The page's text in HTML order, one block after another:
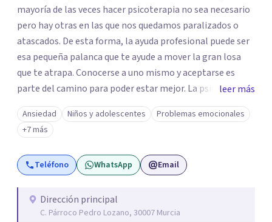
mayoría de las veces hacer psicoterapia no sea necesario
pero hay otras en las que nos quedamos paralizados o
atascados. De esta forma, la ayuda profesional puede ser
esa pequeña palanca que te ayude a mover la gran losa
que te atrapa. Conocerse a uno mismo y aceptarse es
parte del camino para poder estar mejor. La psicoterapia
es una forma de colaboración en donde diálogo, además
de la confianza y el apoyo, es el camino para poder
identificar qué es lo que sucede, qué sentido tiene y cuales
son los pasos para el cambio. Además, creo que los
verdaderos cambios tienen que partir de uno mismo y mi
aquellas decisiones en tu vida que te puedan llevar a estar
mejor con lo que piensas y con lo que haces.
leer más
Ansiedad Niños y adolescentes
Problemas emocionales
+7 más
Teléfono WhatsApp Email
Dirección principal
C. Párroco Pedro Lozano, 30007 Murcia